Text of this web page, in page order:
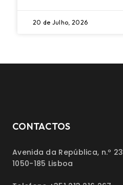
20 de Julho, 2026
CONTACTOS
Avenida da República, n.º 23
1050-185 Lisboa